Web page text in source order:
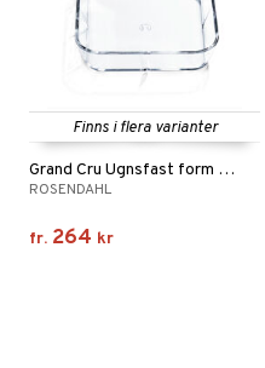
Finns i flera varianter
Grand Cru Ugnsfast form klar
ROSENDAHL
fr. 264 kr